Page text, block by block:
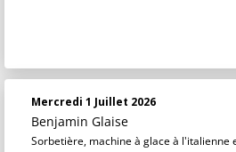
Mercredi 1 Juillet 2026
Benjamin Glaise
Sorbetière, machine à glace à l'italienne